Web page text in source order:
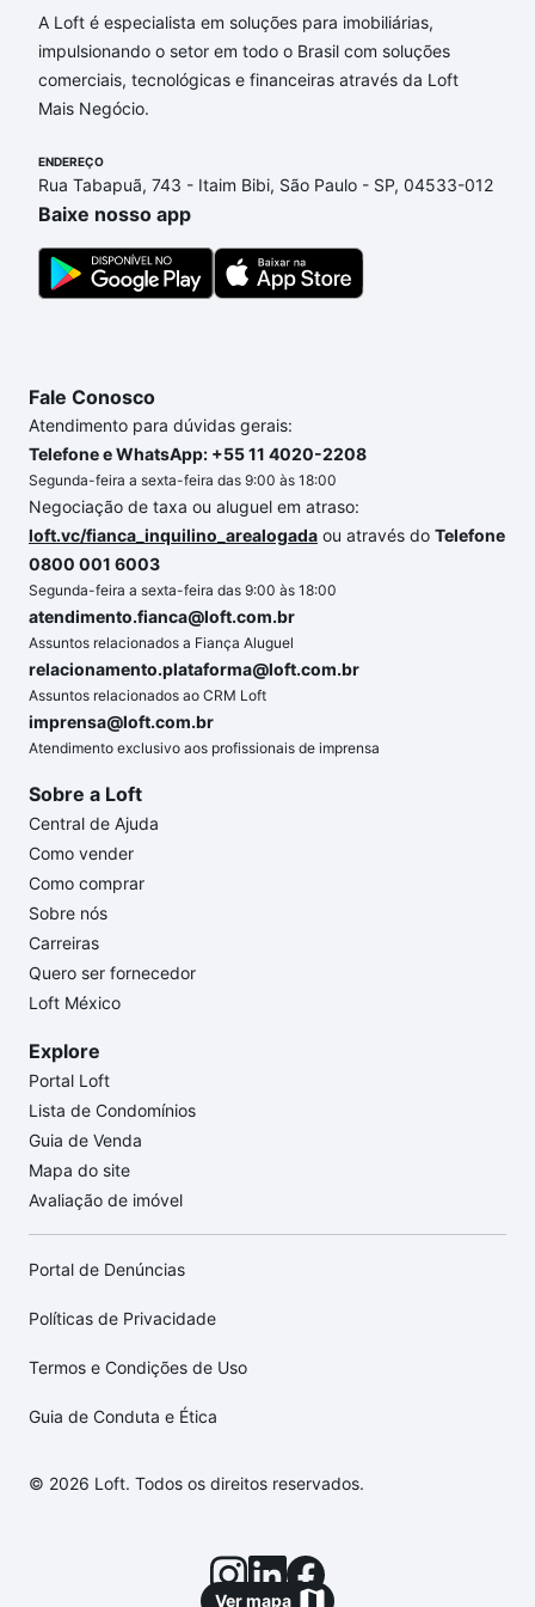
Ver mapa
Georgina, Campinas, SP que custam a partir de R$ 0
e com nossas opções de financiamento imobiliário
as parcelas podem se adequar ao seu orçamento.
Se ainda tem alguma dúvida dos custos envolvidos
quanto custa comprar um apartamento
a gente para comprar o imóvel dos seus sonhos
com segurança e conforto. Loft, com você até as
chaves.
A Loft é especialista em soluções para imobiliárias,
impulsionando o setor em todo o Brasil com soluções
comerciais, tecnológicas e financeiras através da Loft
Mais Negócio.
ENDEREÇO
Rua Tabapuã, 743 - Itaim Bibi, São Paulo - SP, 04533-012
Baixe nosso app
Fale Conosco
Atendimento para dúvidas gerais:
Telefone e WhatsApp: +55 11 4020-2208
Segunda-feira a sexta-feira das 9:00 às 18:00
Negociação de taxa ou aluguel em atraso:
loft.vc/fianca_inquilino_arealogada ou através do Telefone
0800 001 6003
Segunda-feira a sexta-feira das 9:00 às 18:00
atendimento.fianca@loft.com.br
Assuntos relacionados a Fiança Aluguel
relacionamento.plataforma@loft.com.br
Assuntos relacionados ao CRM Loft
imprensa@loft.com.br
Atendimento exclusivo aos profissionais de imprensa
Sobre a Loft
Central de Ajuda
Como vender
Como comprar
Sobre nós
Carreiras
Quero ser fornecedor
Loft México
Explore
Portal Loft
Lista de Condomínios
Guia de Venda
Mapa do site
Avaliação de imóvel
Portal de Denúncias
Políticas de Privacidade
Termos e Condições de Uso
Guia de Conduta e Ética
© 2026 Loft. Todos os direitos reservados.